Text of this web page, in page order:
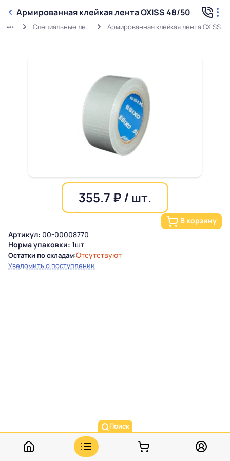
Армированная клейкая лента OXISS 48/50
Специальные ленты Армированная клейкая лента OXISS 48/50
355.7 ₽ / шт.
В корзину
Артикул: 00-00008770
Норма упаковки: 1шт
Остатки по складам:Отсутствуют
Уведомить о поступлении
Поиск